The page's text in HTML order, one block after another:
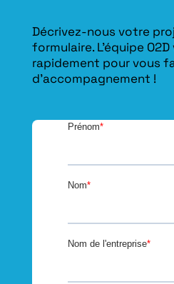
Décrivez-nous votre
formulaire. L'équipe
rapidement pour vous
d’accompagnement !